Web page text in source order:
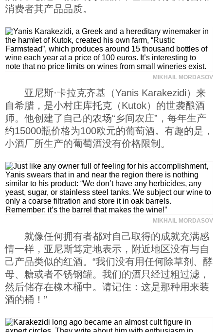
消费者其产品品质。
MIKHAIL MORDASOV
亚尼斯·卡拉克齐基（Yanis Karakezidi）来
自希腊，是小村庄库托克（Kutok）的世袭酿酒
师。他创建了自己的农场“乡间农庄”，每年生产
约15000瓶价格为100欧元的葡萄酒。有趣的是，
小酒厂所生产的葡萄酒没有价格限制。
MIKHAIL MORDASOV
就像任何拥有者都对自己取得的成就充满感
情一样，亚尼斯笃定地表示，附近地区没有与自
己产品类似的红酒。“我们没有用任何除草剂、酵
母、糖或者不锈钢罐。我们的酒只经过粗过滤，
然后储存在橡木桶中。请记住：这是那种用来装
酒的桶！”